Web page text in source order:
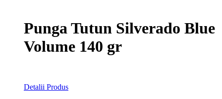
Punga Tutun Silverado Blue
Volume 140 gr
Detalii Produs